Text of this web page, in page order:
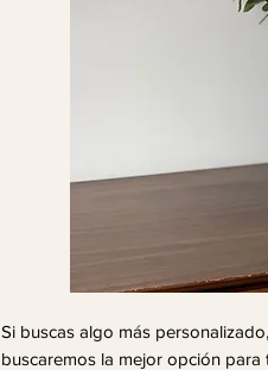
Si buscas algo más
buscaremos la mejor opción para